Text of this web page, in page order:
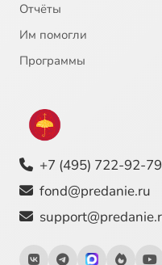
Отчёты
Им помогли
Программы
+7 (495) 722-92-79
fond@predanie.ru